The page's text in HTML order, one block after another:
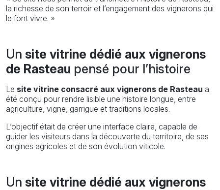
la richesse de son terroir et l’engagement des vignerons qui
le font vivre. »
Un site vitrine dédié aux vignerons
de Rasteau pensé pour l’histoire
Le site vitrine consacré aux vignerons de Rasteau a
été conçu pour rendre lisible une histoire longue, entre
agriculture, vigne, garrigue et traditions locales.
L’objectif était de créer une interface claire, capable de
guider les visiteurs dans la découverte du territoire, de ses
origines agricoles et de son évolution viticole.
Un site vitrine dédié aux vignerons